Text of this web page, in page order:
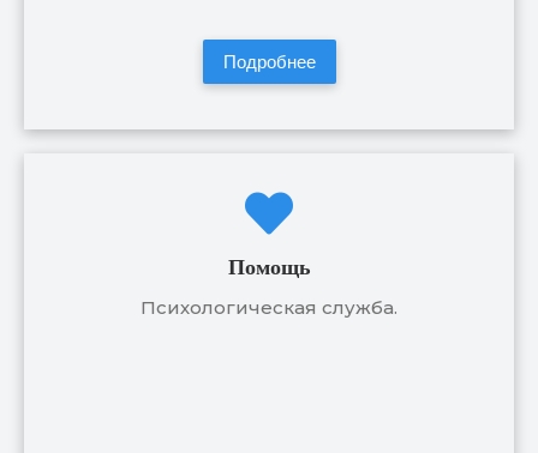
Подробнее
Помощь
Психологическая служба.